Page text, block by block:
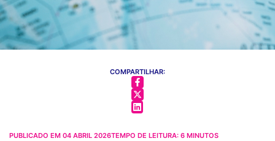
COMPARTILHAR:
PUBLICADO EM 04 ABRIL 2026TEMPO DE LEITURA: 6 MINUTOS